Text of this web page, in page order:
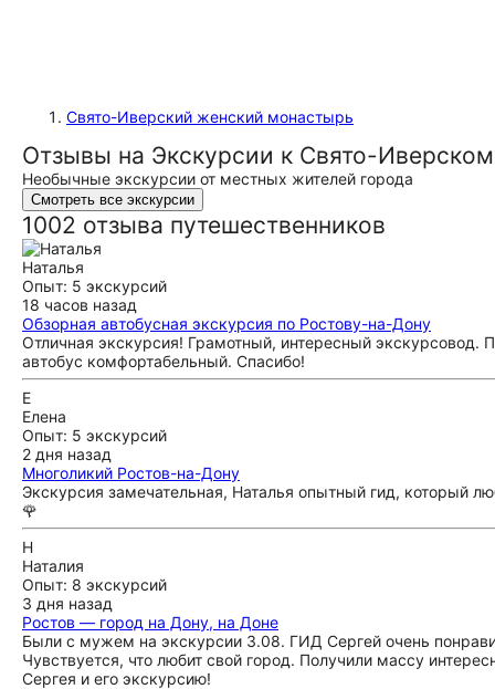
Свято-Иверский женский монастырь
Отзывы на Экскурсии к Свято-
Необычные экскурсии от местных жителей города
Смотреть все экскурсии
1002 отзыва путешественников
Наталья
Опыт: 5 экскурсий
18 часов назад
Обзорная автобусная экскурсия по Ростову-на-Дону
Отличная экскурсия! Грамотный, интересный экскурсовод.
автобус комфортабельный. Спасибо!
Е
Елена
Опыт: 5 экскурсий
2 дня назад
Многоликий Ростов-на-Дону
Экскурсия замечательная, Наталья опытный гид, который
🌹
Н
Наталия
Опыт: 8 экскурсий
3 дня назад
Ростов — город на Дону, на Доне
Были с мужем на экскурсии 3.08. ГИД Сергей очень
Чувствуется, что любит свой город. Получили массу
Сергея и его экскурсию!